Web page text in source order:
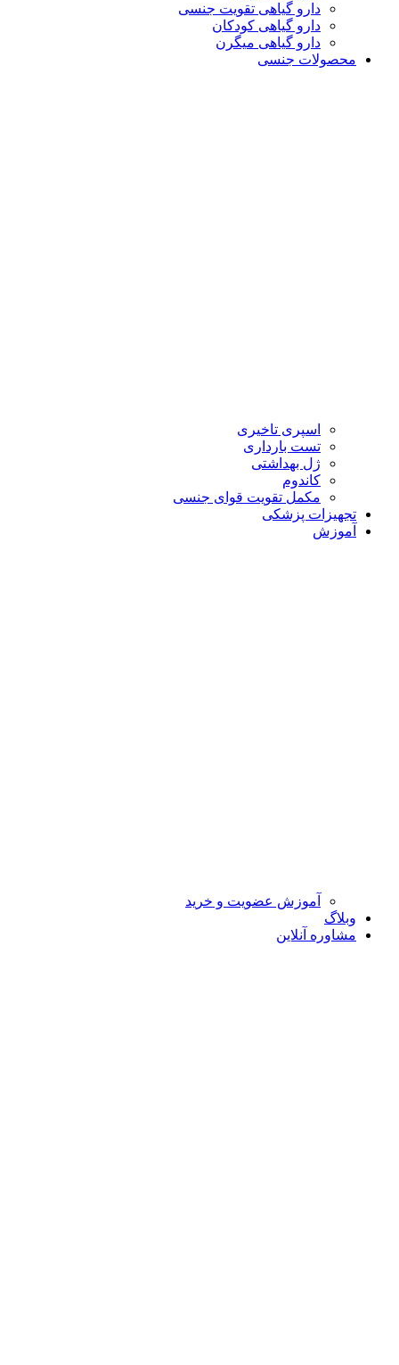
دارو گیاهی تقویت جنسی
دارو گیاهی کودکان
دارو گیاهی میگرن
محصولات جنسی
اسپری تاخیری
تست بارداری
ژل بهداشتی
کاندوم
مکمل تقویت قوای جنسی
تجهیزات پزشکی
آموزش
آموزش عضویت و خرید
وبلاگ
مشاوره آنلاین